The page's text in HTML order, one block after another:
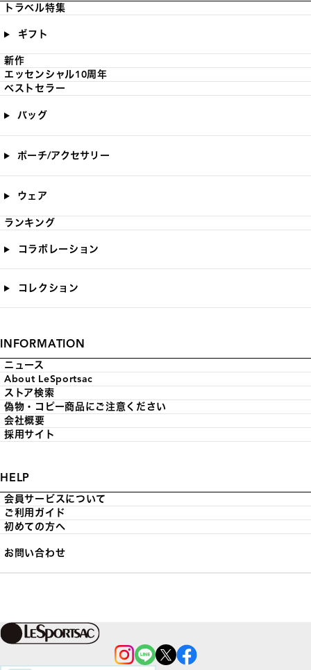
トラベル特集
ギフト
新作
エッセンシャル10周年
ベストセラー
バッグ
ポーチ/アクセサリー
ウェア
ランキング
コラボレーション
コレクション
INFORMATION
ニュース
About LeSportsac
ストア検索
偽物・コピー商品にご注意ください
会社概要
採用サイト
HELP
会員サービスについて
ご利用ガイド
初めての方へ
お問い合わせ